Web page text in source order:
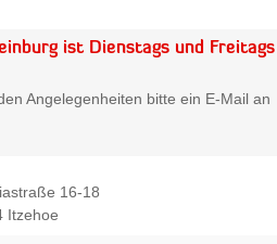
ist Dienstags und
Angelegenheiten bitte ein E-Mail an
16-18
Itzehoe